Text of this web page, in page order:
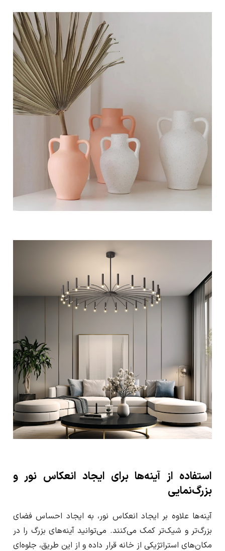
استفاده از آینه‌ها برای ایجاد انعکاس نور و
بزرگ‌نمایی
آینه‌ها علاوه بر ایجاد انعکاس نور، به ایجاد احساس فضای
بزرگ‌تر و شیک‌تر کمک می‌کنند. می‌توانید آینه‌های بزرگ را در
مکان‌های استراتژیکی از خانه قرار داده و از این طریق، جلوه‌ای